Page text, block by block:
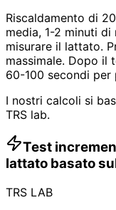
Riscaldamento di
media, 1-2 minuti
misurare il lattato.
massimale. Dopo il
60-100 secondi per
I nostri calcoli si
TRS lab.
Test
lattato basato
TRS LAB